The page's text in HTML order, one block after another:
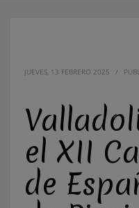
JUEVES, 13 FEBRERO 2025 /
el XII
de